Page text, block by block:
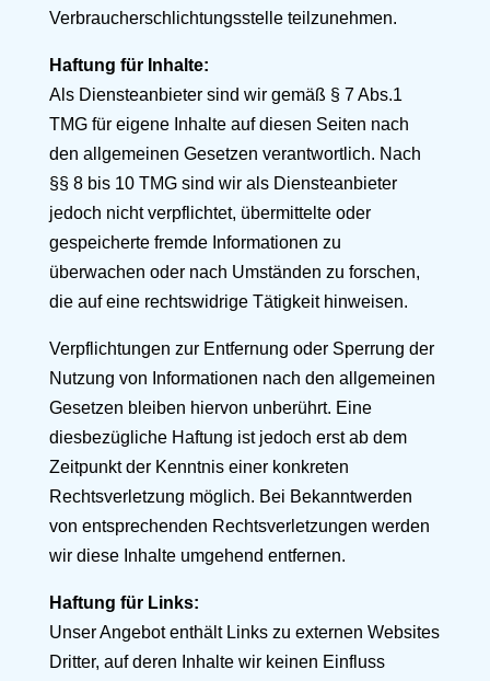
Verbraucherschlichtungsstelle teilzunehmen.
Haftung für Inhalte:
Als Diensteanbieter sind wir gemäß § 7 Abs.1
TMG für eigene Inhalte auf diesen Seiten nach
den allgemeinen Gesetzen verantwortlich. Nach
§§ 8 bis 10 TMG sind wir als Diensteanbieter
jedoch nicht verpflichtet, übermittelte oder
gespeicherte fremde Informationen zu
überwachen oder nach Umständen zu forschen,
die auf eine rechtswidrige Tätigkeit hinweisen.
Verpflichtungen zur Entfernung oder Sperrung der
Nutzung von Informationen nach den allgemeinen
Gesetzen bleiben hiervon unberührt. Eine
diesbezügliche Haftung ist jedoch erst ab dem
Zeitpunkt der Kenntnis einer konkreten
Rechtsverletzung möglich. Bei Bekanntwerden
von entsprechenden Rechtsverletzungen werden
wir diese Inhalte umgehend entfernen.
Haftung für Links:
Unser Angebot enthält Links zu externen Websites
Dritter, auf deren Inhalte wir keinen Einfluss